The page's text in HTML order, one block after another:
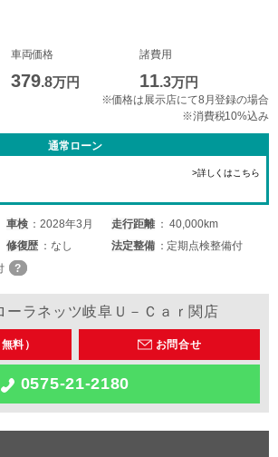
車両価格
379.8万円
諸費用
11.3万円
※価格は展示店にて8月登録の場合
※消費税10%込み
通常ローン
>詳しくはこちら
車検 2028年3月 走行距離
40,000km
修復歴 なし 法定整備
定期点検整備付
ーラネッツ岐阜Ｕ－Ｃａｒ関店
料） お問合せ
0575-21-2180